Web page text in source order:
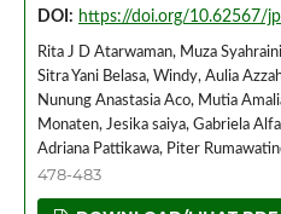
DOI: https://doi.org/10.62567/
Rita J D Atarwaman, Muza
Sitra Yani Belasa, Windy, Aulia
Nunung Anastasia Aco, Mutia
Monaten, Jesika saiya, Gabriela
Adriana Pattikawa, Piter
478-483